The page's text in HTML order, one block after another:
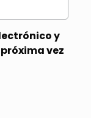
y
vez